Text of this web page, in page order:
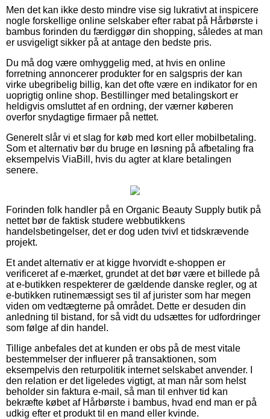
Men det kan ikke desto mindre vise sig lukrativt at inspicere
nogle forskellige online selskaber efter rabat på Hårbørste i
bambus forinden du færdiggør din shopping, således at man
er usvigeligt sikker på at antage den bedste pris.
Du må dog være omhyggelig med, at hvis en online
forretning annoncerer produkter for en salgspris der kan
virke ubegribelig billig, kan det ofte være en indikator for en
uoprigtig online shop. Bestillinger med betalingskort er
heldigvis omsluttet af en ordning, der værner køberen
overfor snydagtige firmaer på nettet.
Generelt slår vi et slag for køb med kort eller mobilbetaling.
Som et alternativ bør du bruge en løsning på afbetaling fra
eksempelvis ViaBill, hvis du agter at klare betalingen
senere.
Forinden folk handler på en Organic Beauty Supply butik på
nettet bør de faktisk studere webbutikkens
handelsbetingelser, det er dog uden tvivl et tidskrævende
projekt.
Et andet alternativ er at kigge hvorvidt e-shoppen er
verificeret af e-mærket, grundet at det bør være et billede på
at e-butikken respekterer de gældende danske regler, og at
e-butikken rutinemæssigt ses til af jurister som har megen
viden om vedtægterne på området. Dette er desuden din
anledning til bistand, for så vidt du udsættes for udfordringer
som følge af din handel.
Tillige anbefales det at kunden er obs på de mest vitale
bestemmelser der influerer på transaktionen, som
eksempelvis den returpolitik internet selskabet anvender. I
den relation er det ligeledes vigtigt, at man når som helst
beholder sin faktura e-mail, så man til enhver tid kan
bekræfte købet af Hårbørste i bambus, hvad end man er på
udkig efter et produkt til en mand eller kvinde.